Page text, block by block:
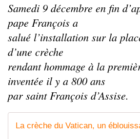
Samedi 9 décembre en fin
pape François a
salué l’installation sur la
d’une crèche
rendant hommage à la
inventée il y a 800 ans
par saint François d’Assise.